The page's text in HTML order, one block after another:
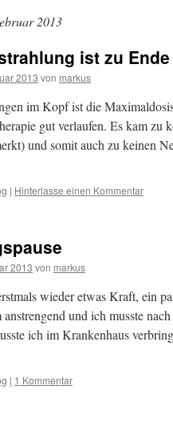
2013
ist zu Ende
2013 von markus
im Kopf ist die
gut verlaufen. Es kam zu
und somit auch zu keinen
| Hinterlasse einen Kommentar
2013 von markus
wieder etwas Kraft, ein
und ich musste
ich im Krankenhaus
| 1 Kommentar